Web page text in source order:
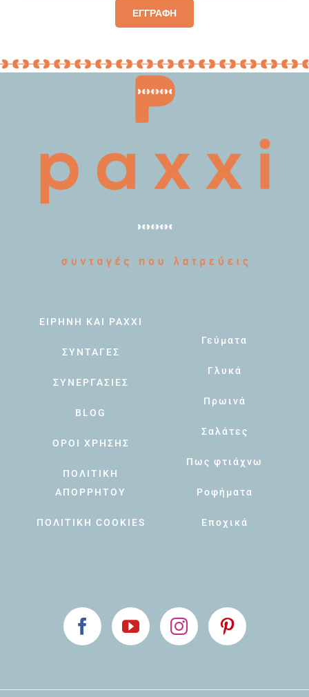
ΕΓΓΡΑΦΗ
ΕΙΡΗΝΗ ΚΑΙ PAXXI
ΣΥΝΤΑΓΕΣ
ΣΥΝΕΡΓΑΣΙΕΣ
BLOG
ΟΡΟΙ ΧΡΗΣΗΣ
ΠΟΛΙΤΙΚΗ
ΑΠΟΡΡΗΤΟΥ
ΠΟΛΙΤΙΚΗ COOKIES
Γεύματα
Γλυκά
Πρωινά
Σαλάτες
Πως φτιάχνω
Ροφήματα
Εποχικά